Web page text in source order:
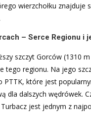
wierzchołku znajduje
– Serce Regionu i
szczyt Gorców (1310
tego regionu. Na jego
PTTK, które jest
dla dalszych wędrówek.
jest jednym z